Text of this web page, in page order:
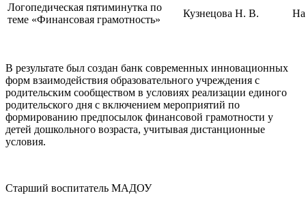
Логопедическая пятиминутка по
теме «Финансовая грамотность»
Кузнецова Н. В.
В результате был создан банк современных инновационных
форм взаимодействия образовательного учреждения с
родительским сообществом в условиях реализации единого
родительского дня с включением мероприятий по
формированию предпосылок финансовой грамотности у
детей дошкольного возраста, учитывая дистанционные
условия.
Старший воспитатель МАДОУ